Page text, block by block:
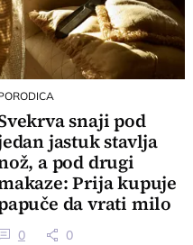
snaji pod
jastuk stavlja
a pod drugi
Prija kupuje
da vrati milo
drago
0 0